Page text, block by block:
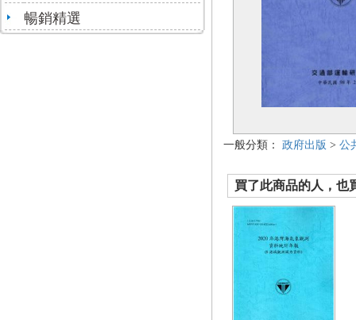
暢銷精選
一般分類： 政府出版 > 公
買了此商品的人，也